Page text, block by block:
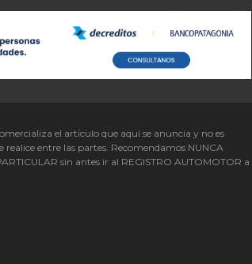
el artículo que aquí se anuncia y no es
realice entre las partes. Recomendamos NUNCA
sin antes ir al REGISTRO AUTOMOTOR a